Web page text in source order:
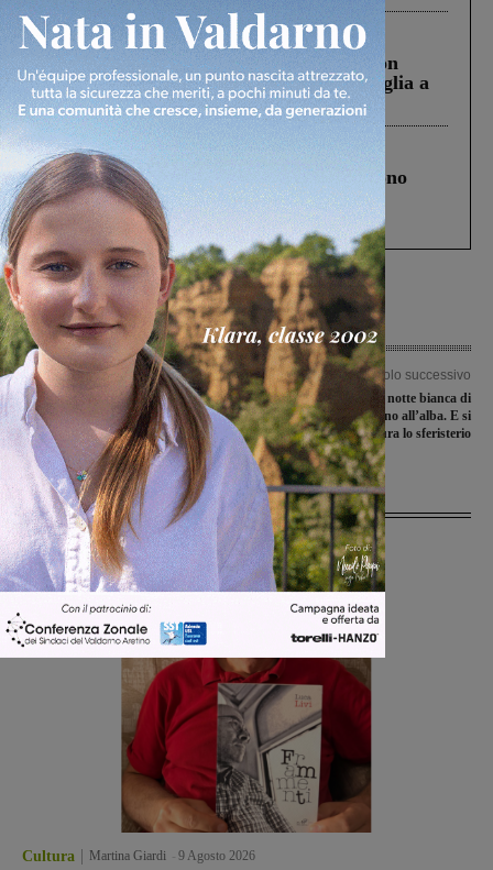
Cronaca 3 Agosto 2026
Scomparso da una struttura di Castiglion
Fiorentino l’uomo che aveva ucciso la figlia a
Levane nel 2020
Cronaca 4 Agosto 2026
Un anno fa la strage in A1 in cui morirono
Gianni, Giulia e Franco. Lo schianto, il
processo, lo stop ai sorpassi fra tir....
Articolo precedente
Nuove deleghe assegnate ad alcuni
consiglieri della maggioranza a Bucine
Articolo successivo
Sabato la notte bianca di
Montevarchi, eventi fino all’alba. E si
inaugura lo sferisterio
Ultime Notizie
Cultura Martina Giardi 9 Agosto 2026